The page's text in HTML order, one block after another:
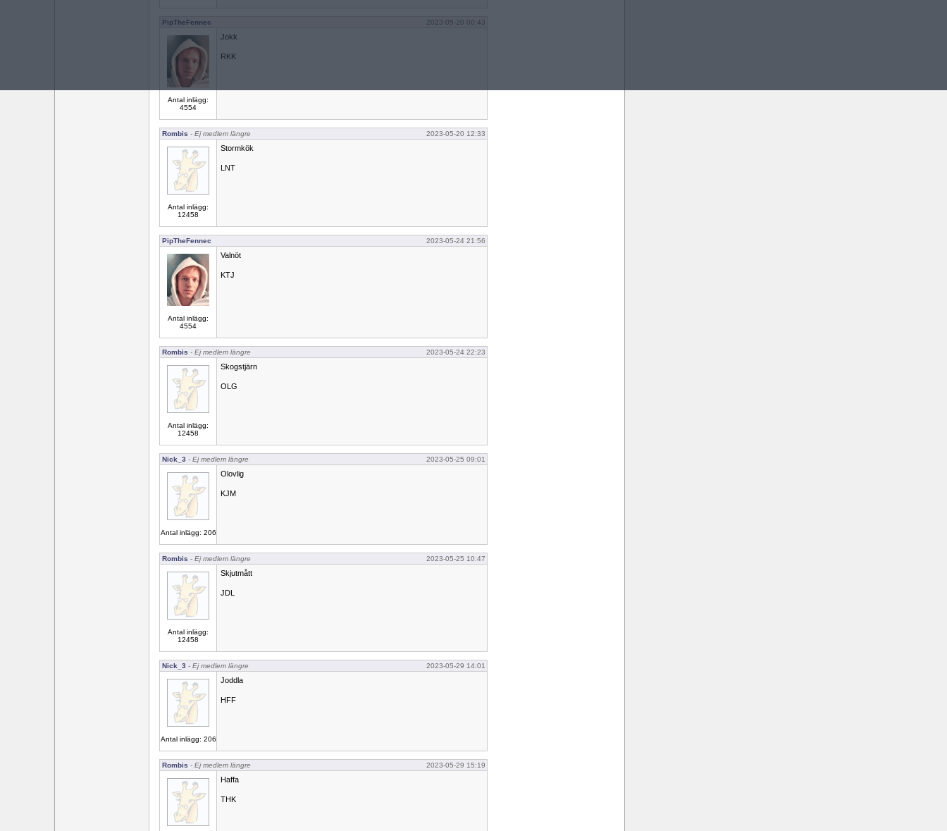
PipTheFennec 2023-05-20 00:43
Antal inlägg:
4554
Jokk
RKK
Rombis - Ej medlem längre 2023-05-20 12:33
Antal inlägg:
12458
Stormkök
LNT
PipTheFennec 2023-05-24 21:56
Antal inlägg:
4554
Valnöt
KTJ
Rombis - Ej medlem längre 2023-05-24 22:23
Antal inlägg:
12458
Skogstjärn
OLG
Nick_3 - Ej medlem längre 2023-05-25 09:01
Antal inlägg: 206
Olovlig
KJM
Rombis - Ej medlem längre 2023-05-25 10:47
Antal inlägg:
12458
Skjutmått
JDL
Nick_3 - Ej medlem längre 2023-05-29 14:01
Antal inlägg: 206
Joddla
HFF
Rombis - Ej medlem längre 2023-05-29 15:19
Haffa
THK